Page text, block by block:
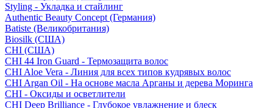
Styling - Укладка и стайлинг
Authentic Beauty Concept (Германия)
Batiste (Великобритания)
Biosilk (США)
CHI (США)
CHI 44 Iron Guard - Термозащита волос
CHI Aloe Vera - Линия для всех типов кудрявых волос
CHI Argan Oil - На основе масла Арганы и дерева Моринга
CHI - Оксиды и осветлители
CHI Deep Brilliance - Глубокое увлажнение и блеск